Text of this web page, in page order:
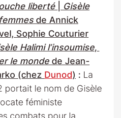
liberté| Gisèle
de Annick
Sophie Couturier
Halimi l’insoumise,
le mondede Jean-
(chez Dunod) : La
portait le nom de Gisèle
féministe
combats pour la